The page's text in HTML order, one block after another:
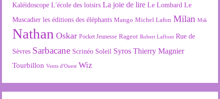
Kaléidoscope L'école des loisirs La joie de lire Le Lombard Le
Muscadier les éditions des éléphants Mango Michel Lafon Milan Msk
Nathan Oskar Pocket Jeunesse Rageot Robert Laffont Rue de
Sèvres Sarbacane Scrinéo Soleil Syros Thierry Magnier
Tourbillon Vents d'Ouest Wiz